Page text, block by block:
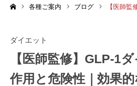
各種ご案内 ブログ 【医師監修】GLP-1
ダイエット
【医師監修】GLP-1
作用と危険性｜効果